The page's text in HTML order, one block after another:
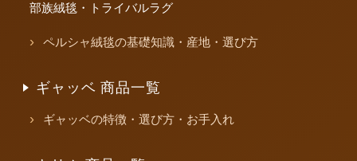
部族絨毯・トライバルラグ
ペルシャ絨毯の基礎知識・産地・選び方
ギャッベ 商品一覧
ギャッベの特徴・選び方・お手入れ